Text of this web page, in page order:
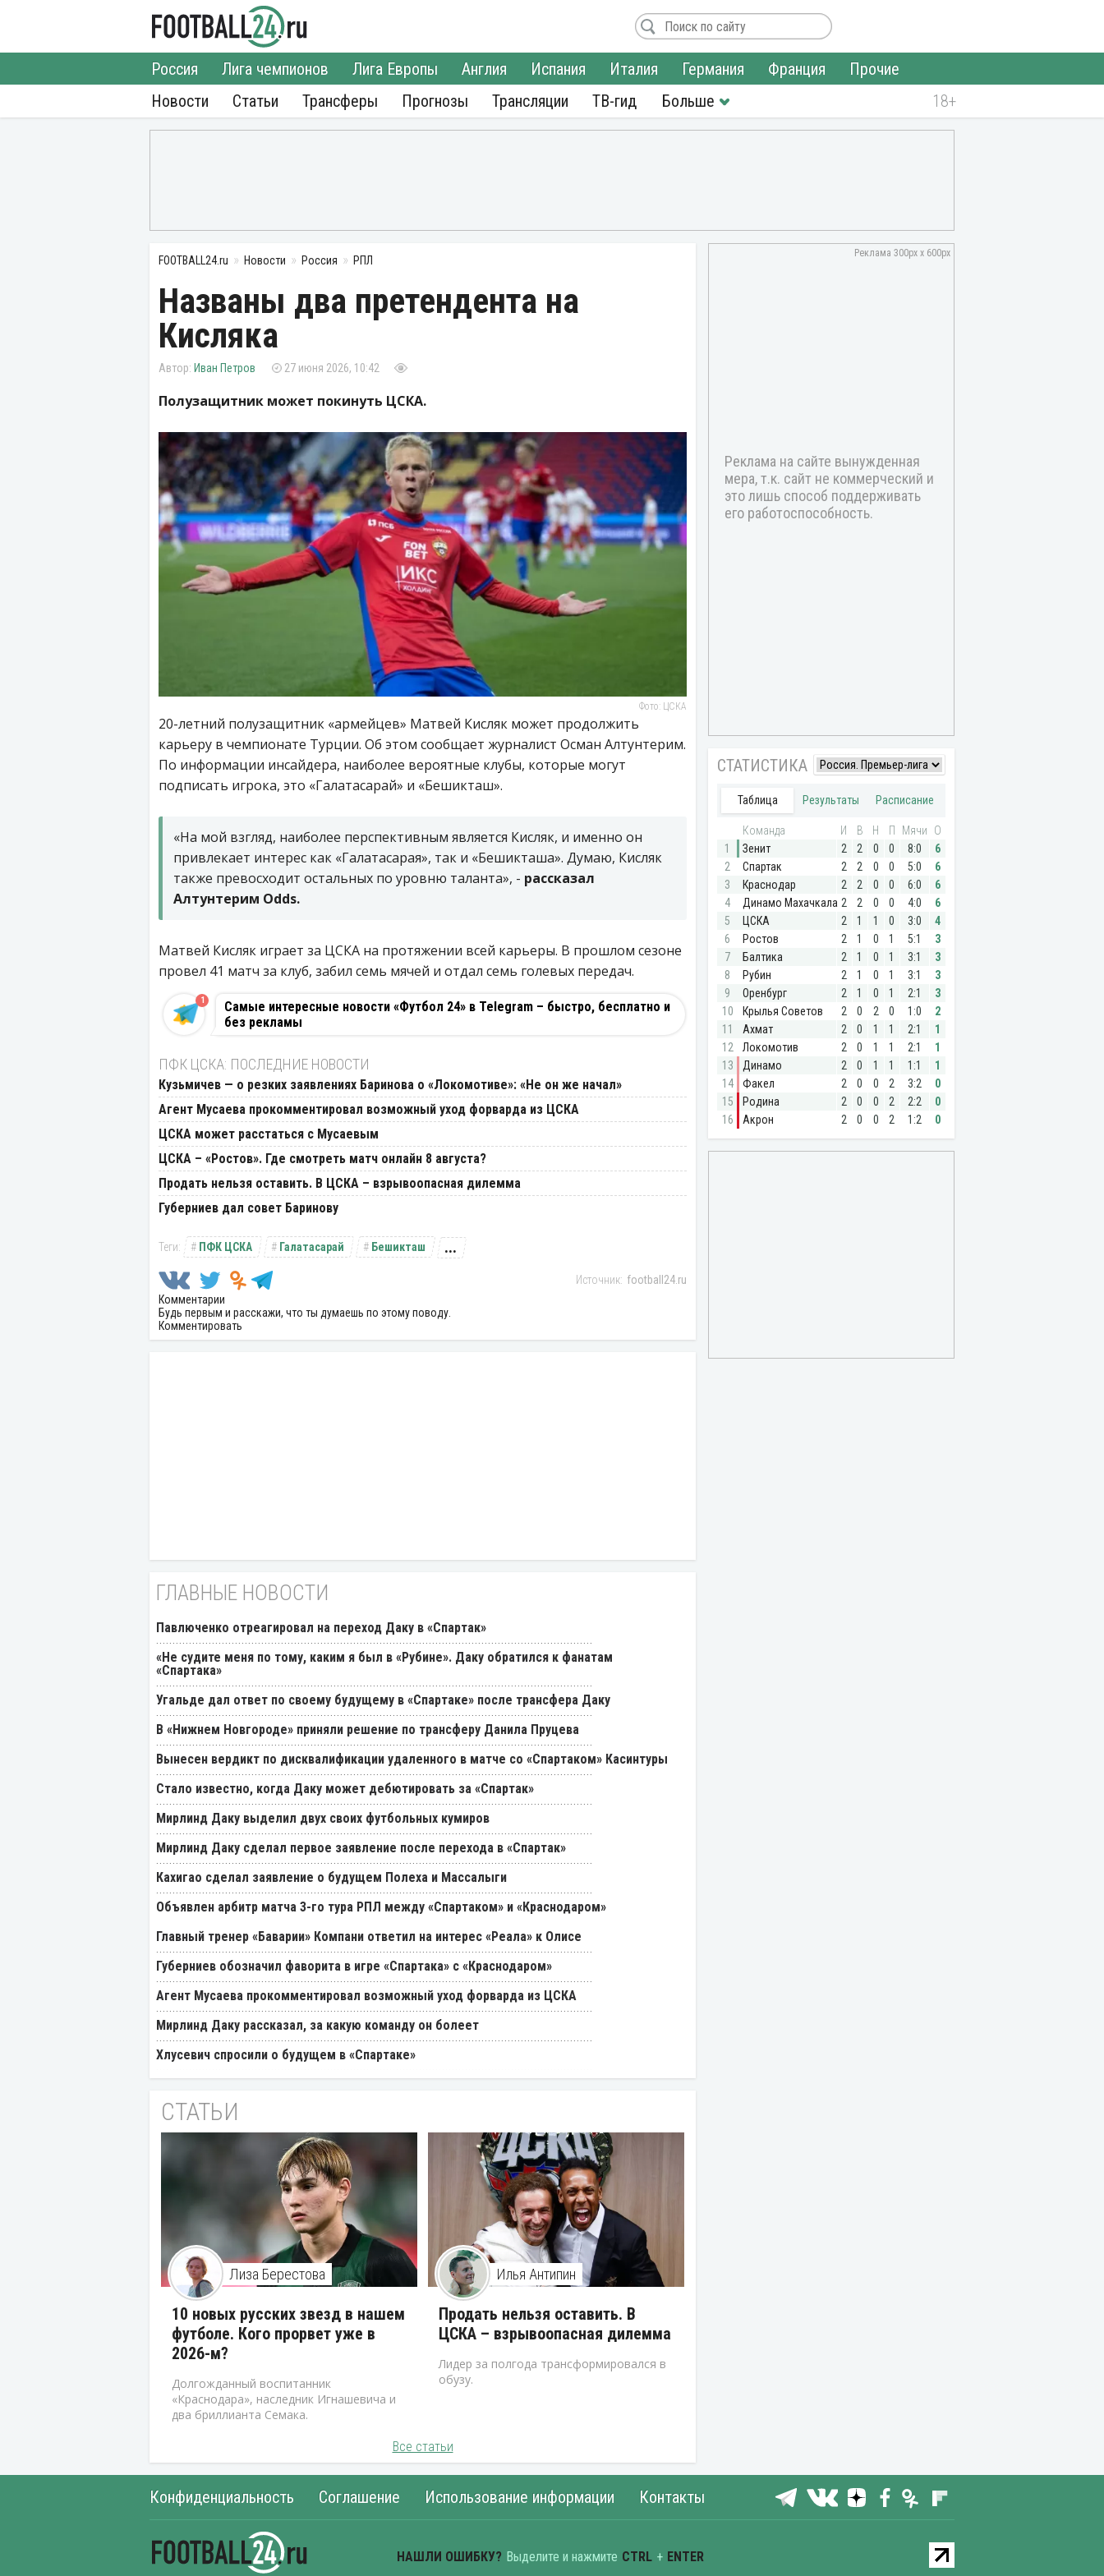
Новости
Россия Лига чемпионов Лига Европы Англия Испания Италия Германия Франция
Прочие
Статьи
Трансферы Прогнозы Трансляции ТВ-гид
FOOTBALL24.ru Новости Россия РПЛ
Названы два претендента на
Кисляка
Иван Петров 27 июня 2026, 10:42
Полузащитник может покинуть ЦСКА.
Фото: ЦСКА
20-летний полузащитник «армейцев» Матвей Кисляк может продолжить
карьеру в чемпионате Турции. Об этом сообщает журналист Осман Алтунтерим.
По информации инсайдера, наиболее вероятные клубы, которые могут
подписать игрока, это «Галатасарай» и «Бешикташ».
«На мой взгляд, наиболее перспективным является Кисляк, и именно он
привлекает интерес как «Галатасарая», так и «Бешикташа». Думаю, Кисляк
также превосходит остальных по уровню таланта», - рассказал
Алтунтерим Odds.
Матвей Кисляк играет за ЦСКА на протяжении всей карьеры. В прошлом сезоне
провел 41 матч за клуб, забил семь мячей и отдал семь голевых передач.
Самые интересные новости «Футбол 24» в Telegram – быстро, бесплатно и
без рекламы
1
ПФК ЦСКА: ПОСЛЕДНИЕ НОВОСТИ
Кузьмичев — о резких заявлениях Баринова о «Локомотиве»: «Не он же начал»
Агент Мусаева прокомментировал возможный уход форварда из ЦСКА
ЦСКА может расстаться с Мусаевым
ЦСКА – «Ростов». Где смотреть матч онлайн 8 августа?
Продать нельзя оставить. В ЦСКА – взрывоопасная дилемма
Губерниев дал совет Баринову
ПФК ЦСКА Галатасарай Бешикташ ...
football24.ru
Комментарии
Будь первым и расскажи, что ты думаешь по этому поводу.
Комментировать
ГЛАВНЫЕ НОВОСТИ
Павлюченко отреагировал на переход Даку в «Спартак»
«Не судите меня по тому, каким я был в «Рубине». Даку обратился к фанатам
«Спартака»
Угальде дал ответ по своему будущему в «Спартаке» после трансфера Даку
В «Нижнем Новгороде» приняли решение по трансферу Данила Пруцева
Вынесен вердикт по дисквалификации удаленного в матче со «Спартаком» Касинтуры
Стало известно, когда Даку может дебютировать за «Спартак»
Мирлинд Даку выделил двух своих футбольных кумиров
Мирлинд Даку сделал первое заявление после перехода в «Спартак»
Кахигао сделал заявление о будущем Полеха и Массалыги
Объявлен арбитр матча 3-го тура РПЛ между «Спартаком» и «Краснодаром»
Главный тренер «Баварии» Компани ответил на интерес «Реала» к Олисе
Губерниев обозначил фаворита в игре «Спартака» с «Краснодаром»
Агент Мусаева прокомментировал возможный уход форварда из ЦСКА
Мирлинд Даку рассказал, за какую команду он болеет
Хлусевич спросили о будущем в «Спартаке»
СТАТЬИ
Лиза Берестова
10 новых русских звезд в нашем
футболе. Кого прорвет уже в
2026-м?
Долгожданный воспитанник
«Краснодара», наследник Игнашевича и
два бриллианта Семака.
Илья Антипин
Продать нельзя оставить. В
ЦСКА – взрывоопасная дилемма
Лидер за полгода трансформировался в
обузу.
Все статьи
Конфиденциальность Соглашение Использование информации Контакты